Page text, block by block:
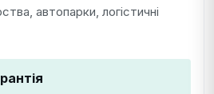
автопарки, логістичні